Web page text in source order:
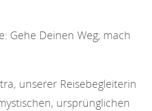
Gehe Deinen Weg; mach
unserer Reisebegleiterin
ursprünglichen